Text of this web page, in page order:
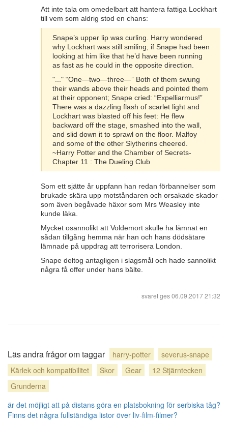
Att inte tala om omedelbart att hantera fattiga Lockhart
till vem som aldrig stod en chans:
Snape’s upper lip was curling. Harry wondered
why Lockhart was still smiling; if Snape had been
looking at him like that he’d have been running
as fast as he could in the opposite direction.
"..." “One—two—three—” Both of them swung
their wands above their heads and pointed them
at their opponent; Snape cried: “Expelliarmus!”
There was a dazzling flash of scarlet light and
Lockhart was blasted off his feet: He flew
backward off the stage, smashed into the wall,
and slid down it to sprawl on the floor. Malfoy
and some of the other Slytherins cheered.
~Harry Potter and the Chamber of Secrets-
Chapter 11 : The Dueling Club
Som ett sjätte år uppfann han redan förbannelser som
brukade skära upp motståndaren och orsakade skador
som även begåvade häxor som Mrs Weasley inte
kunde läka.
Mycket osannolikt att Voldemort skulle ha lämnat en
sådan tillgång hemma när han och hans dödsätare
lämnade på uppdrag att terrorisera London.
Snape deltog antagligen i slagsmål och hade sannolikt
några få offer under hans bälte.
svaret ges06.09.2017 21:32
Läs andra frågor om taggar harry-potter
severus-snape
Kärlek och kompatibilitet
Skor Gear
12 Stjärntecken
Grunderna
är det möjligt att på distans göra en platsbokning för serbiska tåg?
Finns det några fullständiga listor över liv-film-filmer?